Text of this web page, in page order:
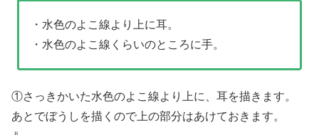
・水色のよこ線より上に耳。
・水色のよこ線くらいのところに手。
①さっきかいた水色のよこ線より上に、耳を描きます。
あとでぼうしを描くので上の部分はあけておきます。